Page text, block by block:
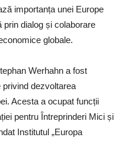
importanța unei Europe
prin dialog și colaborare
globale.
Werhahn a fost
dezvoltarea
Acesta a ocupat funcții
pentru Întreprinderi Mici și
Institutul „Europa